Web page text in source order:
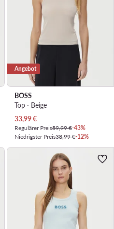
Angebot
BOSS
Top · Beige
Aktueller Preis
33,99€
Regulärer Preis59,99 €-43%
Niedrigster Preis38,99 €-12%